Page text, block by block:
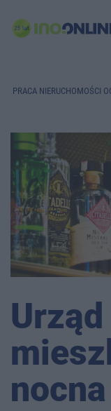
PRACA NIERUCHOMOŚCI